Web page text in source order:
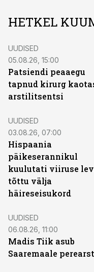
HETKEL
UUDISED
05.08.26, 15:00
Patsiendi peaaegu
tapnud kirurg
arstilitsentsi
UUDISED
03.08.26, 07:00
Hispaania
päikeserannikul
kuulutati viiruse
tõttu välja
häireseisukord
UUDISED
06.08.26, 11:00
Madis Tiik asub
Saaremaale